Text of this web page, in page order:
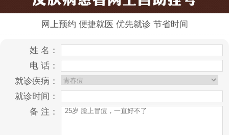
网上预约 便捷就医 优先就诊 节省时间
姓 名：
电 话：
就诊疾病：
就诊时间：
备 注：